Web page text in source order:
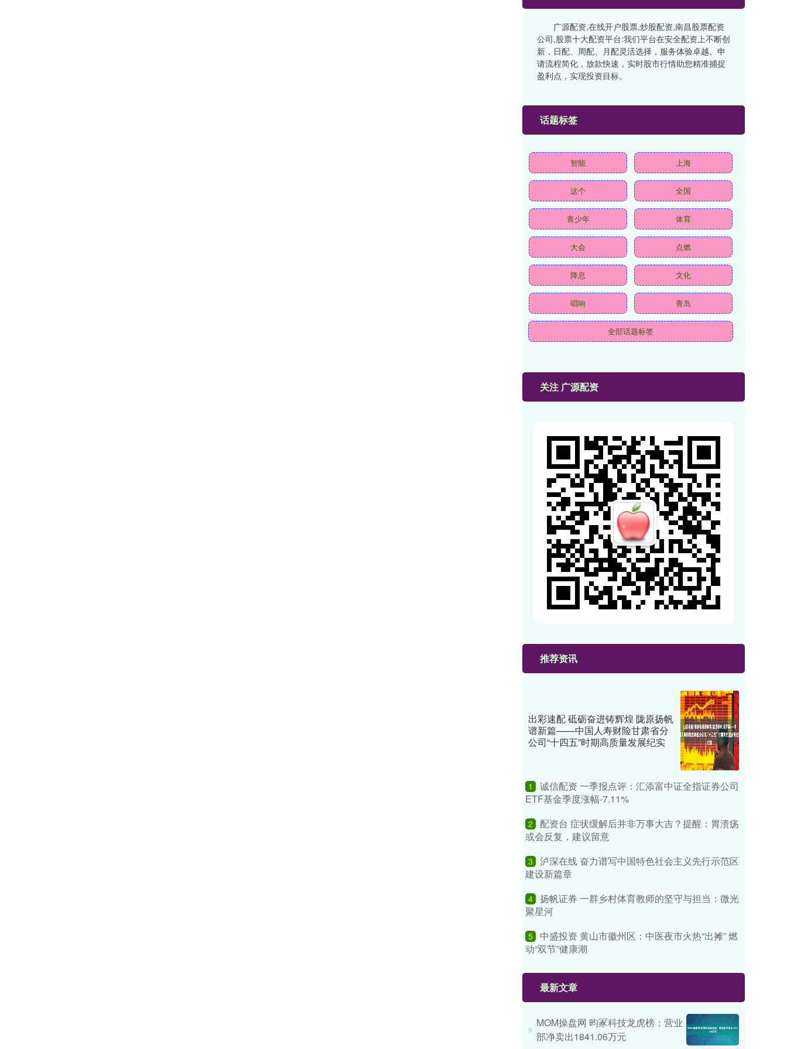
广源配资,在线开户股票,炒股配资,南昌股票配资
公司,股票十大配资平台:我们平台在安全配资上不断创
新，日配、周配、月配灵活选择，服务体验卓越。申
请流程简化，放款快速，实时股市行情助您精准捕捉
盈利点，实现投资目标。
话题标签
智能 上海
这个 全国
青少年 体育
大会 点燃
降息 文化
唱响 青岛
全部话题标签
关注 广源配资
推荐资讯
出彩速配 砥砺奋进铸辉煌 陇原扬帆
谱新篇——中国人寿财险甘肃省分
公司“十四五”时期高质量发展纪实
1
诚信配资 一季报点评：汇添富中证全指证券公司
ETF基金季度涨幅-7.11%
2
配资台 症状缓解后并非万事大吉？提醒：胃溃疡
或会反复，建议留意
3
泸深在线 奋力谱写中国特色社会主义先行示范区
建设新篇章
4 扬帆证券 一群乡村体育教师的坚守与担当：微光
聚星河
5
中盛投资 黄山市徽州区：中医夜市火热“出摊” 燃
动“双节”健康潮
最新文章
MOM操盘网 昀冢科技龙虎榜：营业
部净卖出1841.06万元